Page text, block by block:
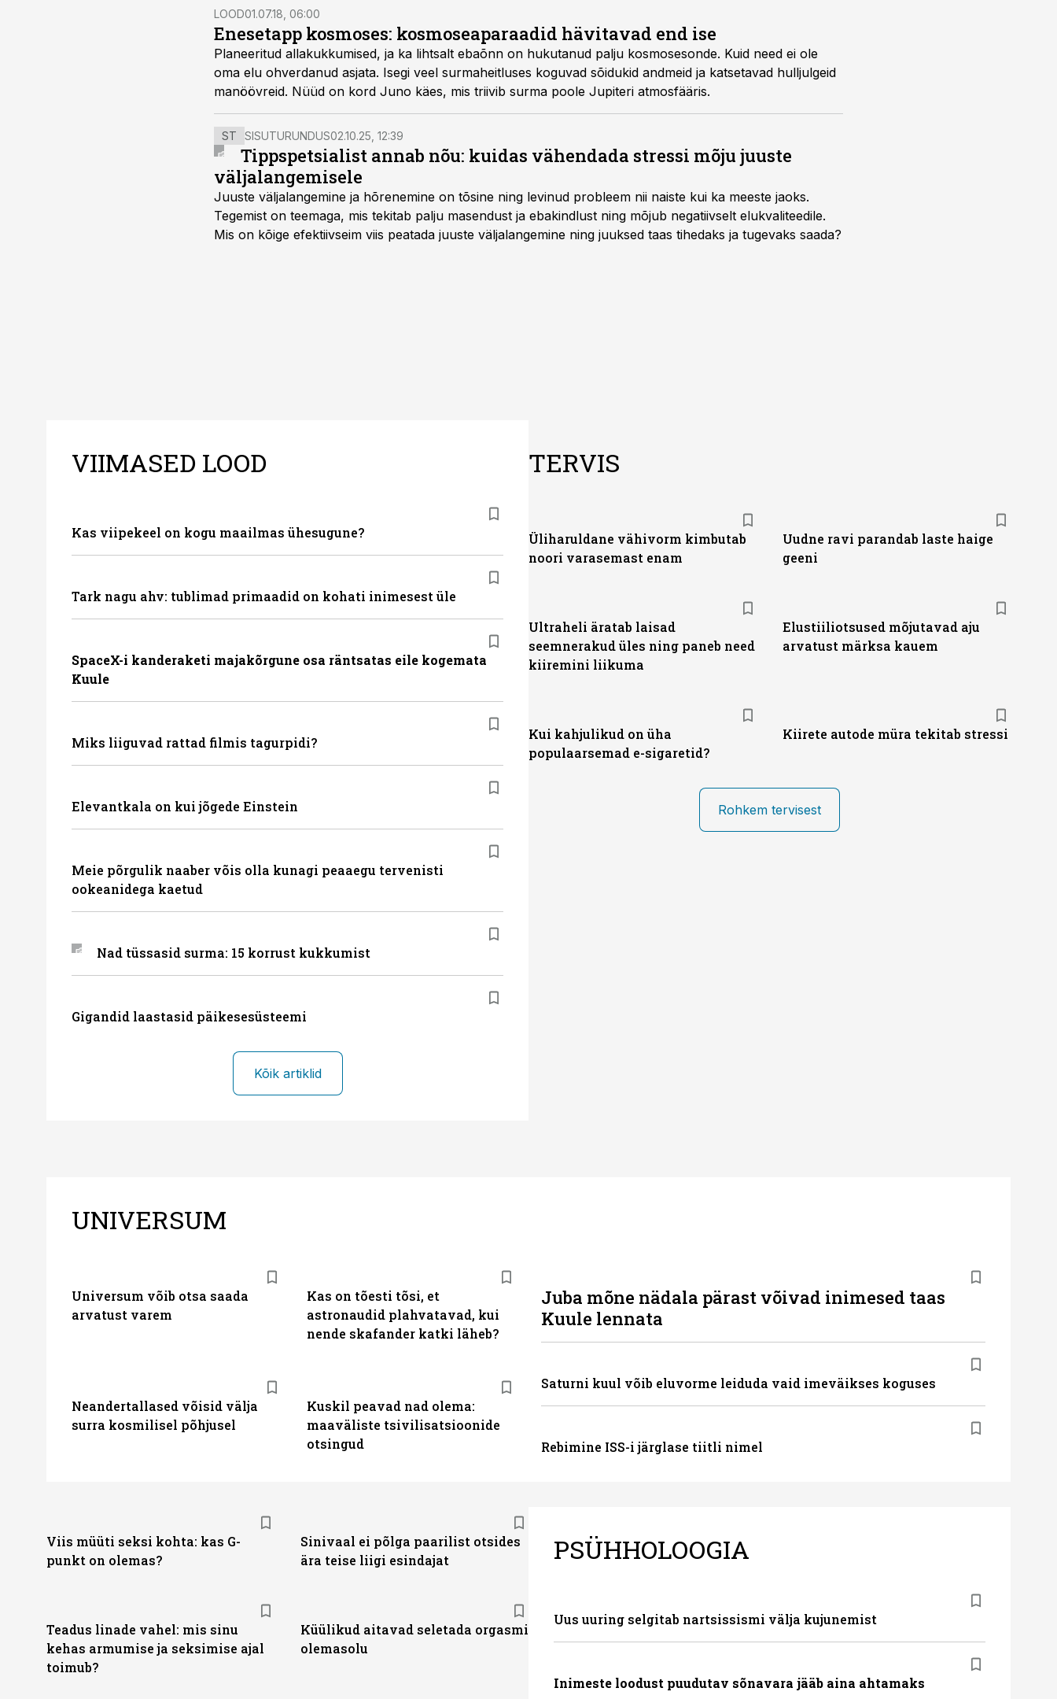
LOOD01.07.18, 06:00
Enesetapp kosmoses: kosmoseaparaadid hävitavad end ise
Planeeritud allakukkumised, ja ka lihtsalt ebaõnn on hukutanud palju kosmosesonde. Kuid need ei ole
oma elu ohverdanud asjata. Isegi veel surmaheitluses koguvad sõidukid andmeid ja katsetavad hulljulgeid
manöövreid. Nüüd on kord Juno käes, mis triivib surma poole Jupiteri atmosfääris.
ST SISUTURUNDUS02.10.25, 12:39
Tippspetsialist annab nõu: kuidas vähendada stressi mõju juuste
väljalangemisele
Juuste väljalangemine ja hõrenemine on tõsine ning levinud probleem nii naiste kui ka meeste jaoks.
Tegemist on teemaga, mis tekitab palju masendust ja ebakindlust ning mõjub negatiivselt elukvaliteedile.
Mis on kõige efektiivseim viis peatada juuste väljalangemine ning juuksed taas tihedaks ja tugevaks saada?
VIIMASED LOOD
Kas viipekeel on kogu maailmas ühesugune?
Tark nagu ahv: tublimad primaadid on kohati inimesest üle
SpaceX-i kanderaketi majakõrgune osa räntsatas eile kogemata
Kuule
Miks liiguvad rattad filmis tagurpidi?
Elevantkala on kui jõgede Einstein
Meie põrgulik naaber võis olla kunagi peaaegu tervenisti
ookeanidega kaetud
Nad tüssasid surma: 15 korrust kukkumist
Gigandid laastasid päikesesüsteemi
Kõik artiklid
TERVIS
Üliharuldane vähivorm kimbutab
noori varasemast enam
Uudne ravi parandab laste haige
geeni
Ultraheli äratab laisad
seemnerakud üles ning paneb need
kiiremini liikuma
Elustiiliotsused mõjutavad aju
arvatust märksa kauem
Kui kahjulikud on üha
populaarsemad e-sigaretid?
Kiirete autode müra tekitab stressi
Rohkem tervisest
UNIVERSUM
Universum võib otsa saada
arvatust varem
Kas on tõesti tõsi, et
astronaudid plahvatavad, kui
nende skafander katki läheb?
Juba mõne nädala pärast võivad inimesed taas
Kuule lennata
Saturni kuul võib eluvorme leiduda vaid imeväikses koguses
Rebimine ISS-i järglase tiitli nimel
Neandertallased võisid välja
surra kosmilisel põhjusel
Kuskil peavad nad olema:
maaväliste tsivilisatsioonide
otsingud
Viis müüti seksi kohta: kas G-
punkt on olemas?
Sinivaal ei põlga paarilist otsides
ära teise liigi esindajat
Teadus linade vahel: mis sinu
kehas armumise ja seksimise ajal
toimub?
Küülikud aitavad seletada orgasmi
olemasolu
PSÜHHOLOOGIA
Uus uuring selgitab nartsissismi välja kujunemist
Inimeste loodust puudutav sõnavara jääb aina ahtamaks